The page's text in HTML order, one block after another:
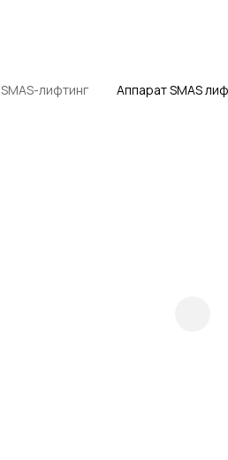
SMAS-лифтинг Аппарат SMAS